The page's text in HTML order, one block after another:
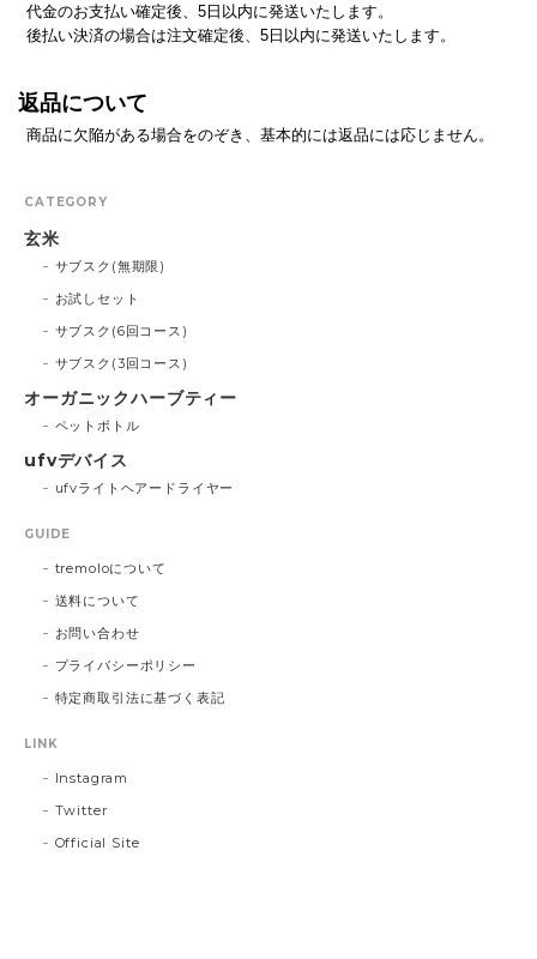
代金のお支払い確定後、5日以内に発送いたします。
後払い決済の場合は注文確定後、5日以内に発送いたします。
返品について
商品に欠陥がある場合をのぞき、基本的には返品には応じません。
CATEGORY
玄米
サブスク(無期限)
お試しセット
サブスク(6回コース)
サブスク(3回コース)
オーガニックハーブティー
ペットボトル
ufvデバイス
ufvライトヘアードライヤー
GUIDE
tremoloについて
送料について
お問い合わせ
プライバシーポリシー
特定商取引法に基づく表記
LINK
Instagram
Twitter
Official Site